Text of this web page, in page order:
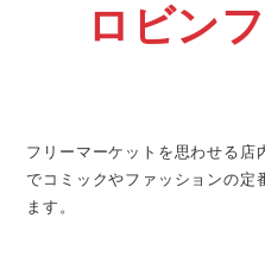
ロビン
フリーマーケットを思わせる店
でコミックやファッションの定
ます。